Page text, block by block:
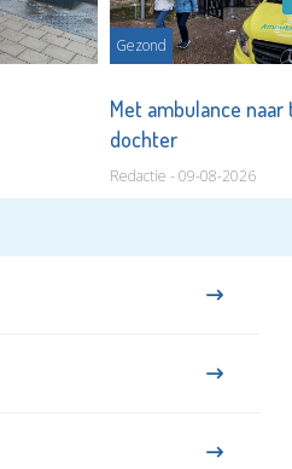
Gezond
Met ambulance
dochter
Redactie - 09-08-2026